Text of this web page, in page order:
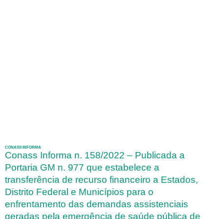
CONASS INFORMA
Conass Informa n. 158/2022 – Publicada a
Portaria GM n. 977 que estabelece a
transferência de recurso financeiro a Estados,
Distrito Federal e Municípios para o
enfrentamento das demandas assistenciais
geradas pela emergência de saúde pública de